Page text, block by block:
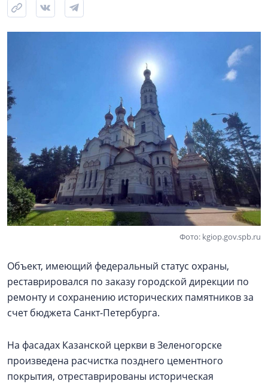
Фото: kgiop.gov.spb.ru
Объект, имеющий федеральный статус охраны,
реставрировался по заказу городской дирекции по
ремонту и сохранению исторических памятников за
счет бюджета Санкт-Петербурга.
На фасадах Казанской церкви в Зеленогорске
произведена расчистка позднего цементного
покрытия, отреставрированы историческая